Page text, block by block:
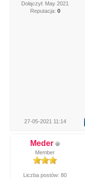
Dołączył: May 2021
Reputacja: 0
27-05-2021 11:14
Meder
Member
Liczba postów: 80